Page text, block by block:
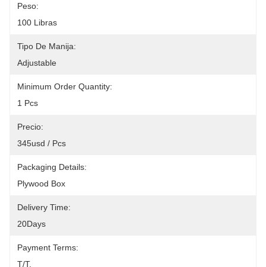
Peso:
100 Libras
Tipo De Manija:
Adjustable
Minimum Order Quantity:
1 Pcs
Precio:
345usd / Pcs
Packaging Details:
Plywood Box
Delivery Time:
20Days
Payment Terms:
T/T,